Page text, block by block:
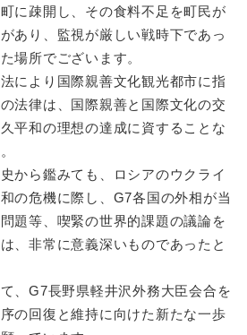
に疎開し、その食料不足を町民が
あり、監視が厳しい戦時下であっ
場所でございます。
により国際親善文化観光都市に指
法律は、国際親善と国際文化の交
平和の理想の達成に資することな
から鑑みても、ロシアのウクライ
の危機に際し、G7各国の外相が当
題等、喫緊の世界的課題の議論を
、非常に意義深いものであったと
、G7長野県軽井沢外務大臣会合を
の回復と維持に向けた新たな一歩